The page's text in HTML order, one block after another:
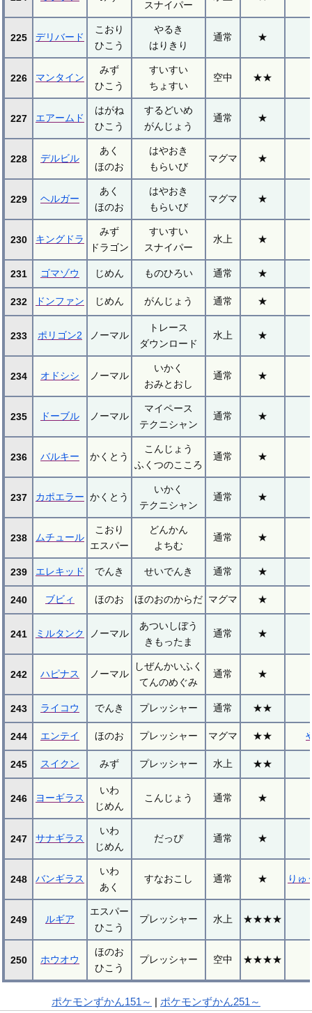
スナイパー
225 デリバード
こおり
ひこう
やるき
はりきり
通常 ★
226 マンタイン
みず
ひこう
すいすい
ちょすい
空中 ★★
227 エアームド
はがね
ひこう
するどいめ
がんじょう
通常 ★
228 デルビル
あく
ほのお
はやおき
もらいび
マグマ ★
229 ヘルガー
あく
ほのお
はやおき
もらいび
マグマ ★
230 キングドラ
みず
ドラゴン
すいすい
スナイパー
水上 ★
231 ゴマゾウ じめん ものひろい 通常 ★
232 ドンファン じめん がんじょう 通常 ★
233 ポリゴン2 ノーマル
トレース
ダウンロード
水上 ★
234 オドシシ ノーマル
いかく
おみとおし
通常 ★
235 ドーブル ノーマル
マイペース
テクニシャン
通常 ★
236 バルキー かくとう
こんじょう
ふくつのこころ
通常 ★
237 カポエラー かくとう
いかく
テクニシャン
通常 ★
238 ムチュール
こおり
エスパー
どんかん
よちむ
通常 ★
239 エレキッド でんき せいでんき 通常 ★
240 ブビィ ほのお ほのおのからだ マグマ ★
241 ミルタンク ノーマル
あついしぼう
きもったま
通常 ★
242 ハピナス ノーマル
しぜんかいふく
てんのめぐみ
通常 ★
243 ライコウ でんき プレッシャー 通常 ★★
244 エンテイ ほのお プレッシャー マグマ ★★
245 スイクン みず プレッシャー 水上 ★★
246 ヨーギラス
いわ
じめん
こんじょう 通常 ★
247 サナギラス
いわ
じめん
だっぴ 通常 ★
248 バンギラス
いわ
あく
すなおこし 通常 ★ りゅ
249 ルギア
エスパー
ひこう
プレッシャー 水上 ★★★★
250 ホウオウ
ほのお
ひこう
プレッシャー 空中 ★★★★
ポケモンずかん151～ | ポケモンずかん251～